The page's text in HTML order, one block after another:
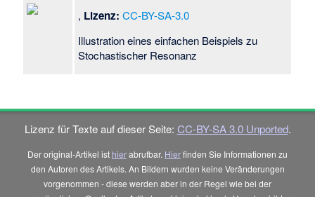
, Lizenz: CC-BY-SA-3.0
Illustration eines einfachen Beispiels zu
Stochastischer Resonanz
Lizenz für Texte auf dieser Seite: CC-BY-SA 3.0 Unported.
Der original-Artikel ist hierabrufbar. Hierfinden Sie Informationen zu
den Autoren des Artikels. An Bildern wurden keine Veränderungen
vorgenommen - diese werden aber in der Regel wie bei der